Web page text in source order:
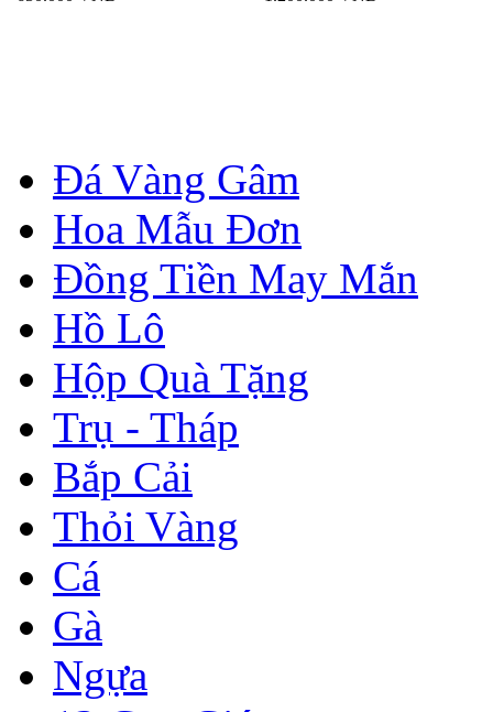
Đá Vàng Gâm
Hoa Mẫu Đơn
Đồng Tiền May Mắn
Hồ Lô
Hộp Quà Tặng
Trụ - Tháp
Bắp Cải
Thỏi Vàng
Cá
Gà
Ngựa